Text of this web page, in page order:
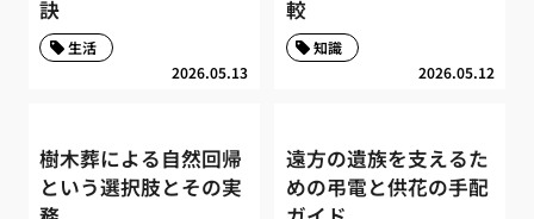
訣
2026.05.13
生活
較
2026.05.12
知識
樹木葬による自然回帰
という選択肢とその実
遠方の遺族を支えるた
めの弔電と供花の手配